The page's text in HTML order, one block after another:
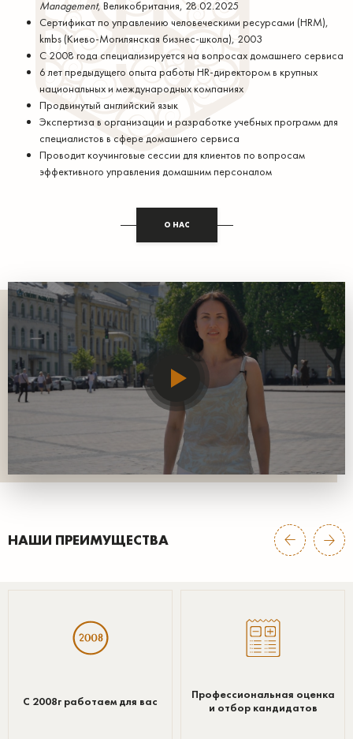
Management, Великобритания, 28.02.2025
Сертификат по управлению человеческими ресурсами (HRM),
kmbs (Киево-Могилянская бизнес-школа), 2003
С 2008 года специализируется на вопросах домашнего сервиса
6 лет предыдущего опыта работы HR-директором в крупных
национальных и международных компаниях
Продвинутый английский язык
Экспертиза в организации и разработке учебных программ для
специалистов в сфере домашнего сервиса
Проводит коучинговые сессии для клиентов по вопросам
эффективного управления домашним персоналом
О НАС
НАШИ ПРЕИМУЩЕСТВА
С 2008г работаем для вас
Профессиональная оценка
и отбор кандидатов